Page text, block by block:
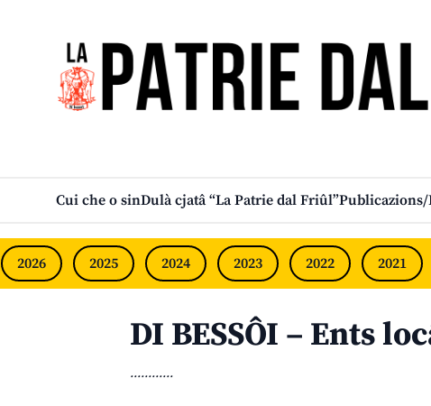
Cui che o sinDulà cjatâ “La Patrie dal Friûl”
2026 2025 2024 2023 2022 2021
DI BESSÔI – Ents
............